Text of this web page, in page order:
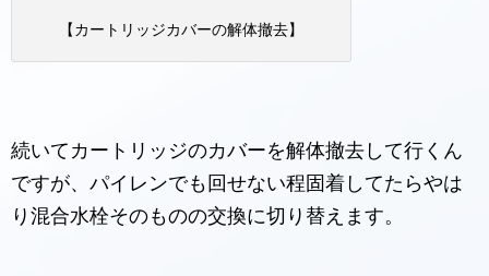
【カートリッジカバーの解体撤去】
続いてカートリッジのカバーを解体撤去して行くん
ですが、パイレンでも回せない程固着してたらやは
り混合水栓そのものの交換に切り替えます。